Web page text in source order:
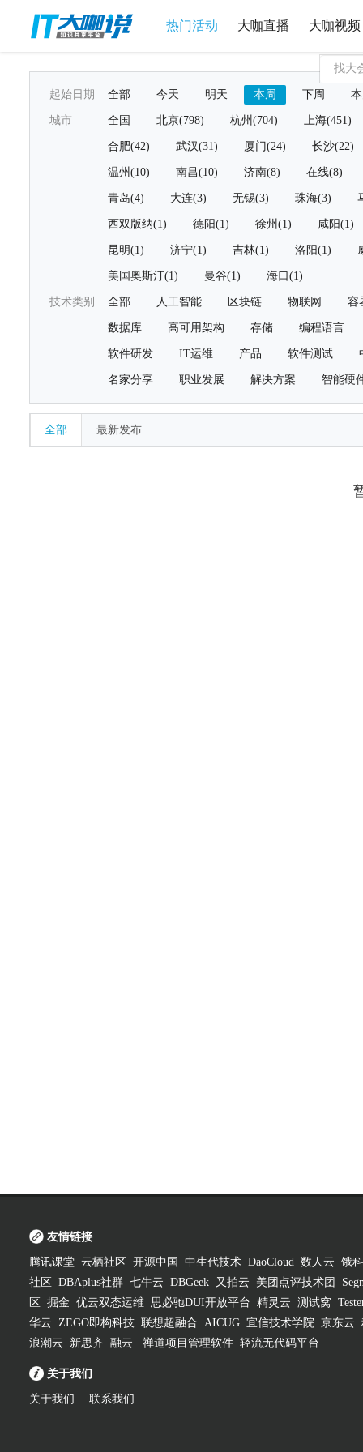
热门活动 大咖直播 大咖视频
起始日期 全部 今天 明天 本周 下周
城市 全国 北京(798) 杭州(704) 上海(451)
合肥(42) 武汉(31) 厦门(24) 长沙(22)
温州(10) 南昌(10) 济南(8) 在线(8)
青岛(4) 大连(3) 无锡(3) 珠海(3)
西双版纳(1) 德阳(1) 徐州(1) 咸阳(1)
昆明(1) 济宁(1) 吉林(1) 洛阳(1)
美国奥斯汀(1) 曼谷(1) 海口(1)
技术类别 全部 人工智能 区块链 物联网 容
数据库 高可用架构 存储 编程语言
软件研发 IT运维 产品 软件测试
名家分享 职业发展 解决方案 智能硬
全部 最新发布
友情链接
腾讯课堂 云栖社区 开源中国 中生代技术 DaoCloud 数人云 饿
社区
DBAplus社群 七牛云 DBGeek 又拍云 美团点评技术团
区
掘金 优云双态运维 思必驰DUI开放平台 精灵云 测试窝
华云 ZEGO即构科技 联想超融合 AICUG 宜信技术学院 京东云
浪潮云
新思齐 融云 禅道项目管理软件 轻流无代码平台
关于我们
关于我们 联系我们